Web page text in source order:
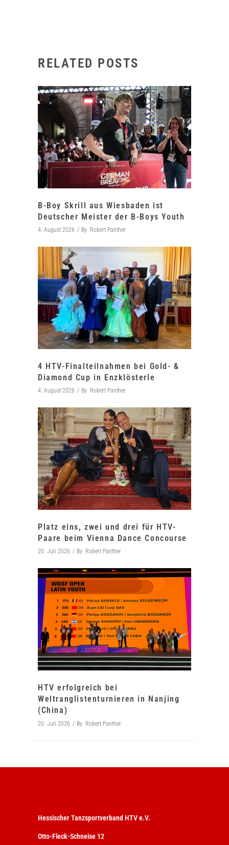
RELATED POSTS
B-Boy Skrill aus Wiesbaden ist
Deutscher Meister der B-Boys Youth
4. August 2026 By Robert Panther
4 HTV-Finalteilnahmen bei Gold- &
Diamond Cup in Enzklösterle
4. August 2026 By Robert Panther
Platz eins, zwei und drei für HTV-
Paare beim Vienna Dance Concourse
20. Juli 2026 By Robert Panther
HTV erfolgreich bei
Weltranglistenturnieren in Nanjing
(China)
20. Juli 2026 By Robert Panther
Hessischer Tanzsportverband HTV e.V.
Otto-Fleck-Schneise 12